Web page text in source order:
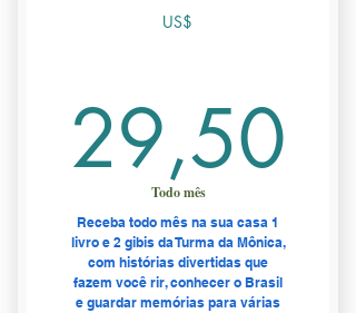
US$
29,50
Todo mês
Receba todo mês na sua casa 1
livro e 2 gibis da Turma da Mônica,
com histórias divertidas que
fazem você rir, conhecer o Brasil
e guardar memórias para várias